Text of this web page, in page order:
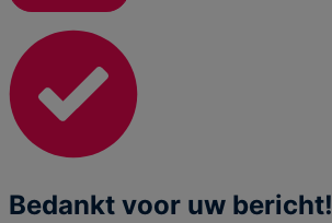
Bedankt voor uw bericht!